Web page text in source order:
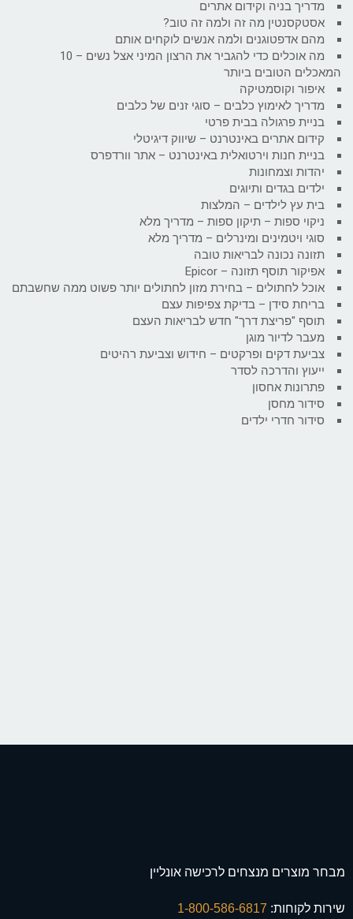
מדריך בניה וקידום אתרים
אסטקסנטין מה זה ולמה זה טוב?
מהם אדפטוגנים ולמה אנשים לוקחים אותם
מה אוכלים כדי להגביר את הרצון המיני אצל נשים – 10
המאכלים הטובים ביותר
איפור וקוסמטיקה
מדריך לאימוץ כלבים – סוגי זנים של כלבים
בניית פרגולה בבית פרטי
קידום אתרים באינטרנט – שיווק דיגיטלי
בניית חנות וירטואלית באינטרנט – אתר וורדפרס
יהדות וצמחונות
ילדים בגדים ותיוגים
בית עץ לילדים – המלצות
ניקוי ספות – תיקון ספות – מדריך מלא
סוגי ויטמינים ומינרלים – מדריך מלא
תזונה נכונה לבריאות טובה
אפיקור תוסף תזונה – Epicor
אוכל לחתולים – בחירת מזון לחתולים יותר פשוט ממה שחשבתם
בריחת סידן – בדיקת צפיפות עצם
תוסף "פריצת דרך" חדש לבריאות העצם
מעבר לדיור מוגן
צביעת דקים ופרקטים – חידוש וצביעת רהיטים
ייעוץ והדרכה לסדר
פתרונות אחסון
סידור מחסן
סידור חדרי ילדים
מבחר מוצרים מנצחים לרכישה אונליין
שירות לקוחות: